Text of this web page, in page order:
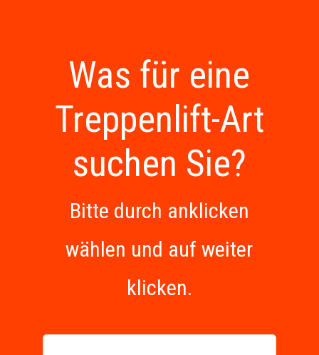
Was für eine
Treppenlift-Art
suchen Sie?
Bitte durch anklicken
wählen und auf weiter
klicken.